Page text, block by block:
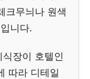
크무늬나 원색
니다.
식장이 호텔인
따라 디테일